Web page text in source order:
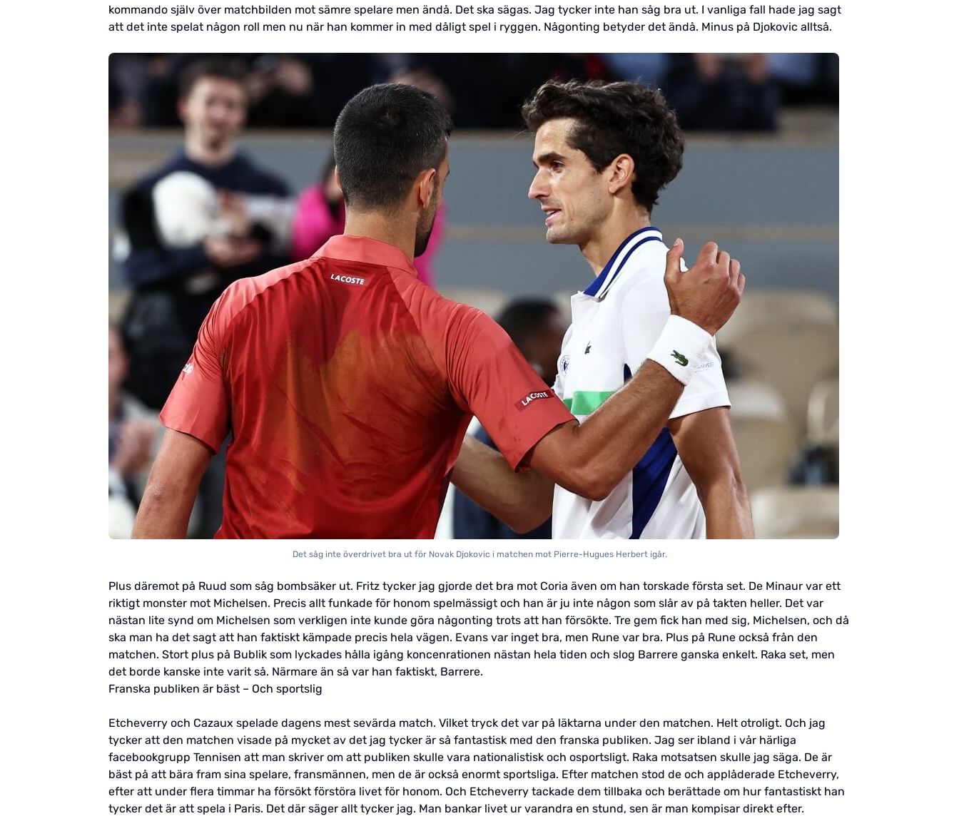
kommando själv över matchbilden mot sämre spelare men ändå. Det ska sägas. Jag tycker inte han såg bra ut. I vanliga fall hade jag sagt
att det inte spelat någon roll men nu när han kommer in med dåligt spel i ryggen. Någonting betyder det ändå. Minus på Djokovic alltså.
Det såg inte överdrivet bra ut för Novak Djokovic i matchen mot Pierre-Hugues Herbert igår.
Plus däremot på Ruud som såg bombsäker ut. Fritz tycker jag gjorde det bra mot Coria även om han torskade första set. De Minaur var ett
riktigt monster mot Michelsen. Precis allt funkade för honom spelmässigt och han är ju inte någon som slår av på takten heller. Det var
nästan lite synd om Michelsen som verkligen inte kunde göra någonting trots att han försökte. Tre gem fick han med sig, Michelsen, och då
ska man ha det sagt att han faktiskt kämpade precis hela vägen. Evans var inget bra, men Rune var bra. Plus på Rune också från den
matchen. Stort plus på Bublik som lyckades hålla igång koncenrationen nästan hela tiden och slog Barrere ganska enkelt. Raka set, men
det borde kanske inte varit så. Närmare än så var han faktiskt, Barrere.
Franska publiken är bäst – Och sportslig
Etcheverry och Cazaux spelade dagens mest sevärda match. Vilket tryck det var på läktarna under den matchen. Helt otroligt. Och jag
tycker att den matchen visade på mycket av det jag tycker är så fantastisk med den franska publiken. Jag ser ibland i vår härliga
facebookgrupp Tennisen att man skriver om att publiken skulle vara nationalistisk och osportsligt. Raka motsatsen skulle jag säga. De är
bäst på att bära fram sina spelare, fransmännen, men de är också enormt sportsliga. Efter matchen stod de och applåderade Etcheverry,
efter att under flera timmar ha försökt förstöra livet för honom. Och Etcheverry tackade dem tillbaka och berättade om hur fantastiskt han
tycker det är att spela i Paris. Det där säger allt tycker jag. Man bankar livet ur varandra en stund, sen är man kompisar direkt efter.